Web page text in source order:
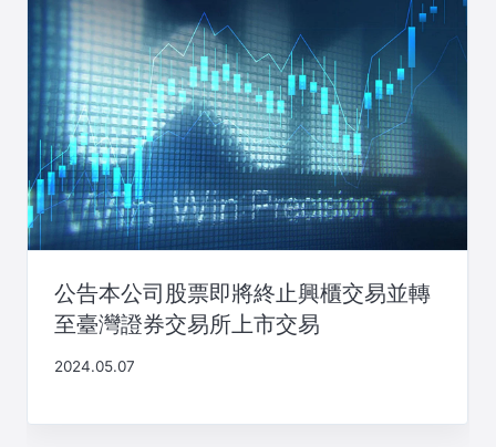
公告本公司股票即將終止興櫃交易並轉
至臺灣證券交易所上市交易
2024.05.07